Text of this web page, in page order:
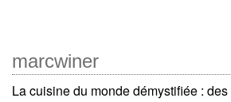
marcwiner
La cuisine du monde démystifiée :